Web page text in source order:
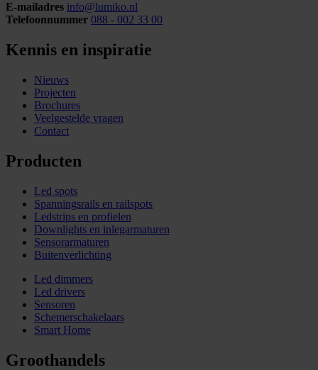
E-mailadres info@lumiko.nl
Telefoonnummer 088 - 002 33 00
Kennis en inspiratie
Nieuws
Projecten
Brochures
Veelgestelde vragen
Contact
Producten
Led spots
Spanningsrails en railspots
Ledstrips en profielen
Downlights en inlegarmaturen
Sensorarmaturen
Buitenverlichting
Led dimmers
Led drivers
Sensoren
Schemerschakelaars
Smart Home
Groothandels